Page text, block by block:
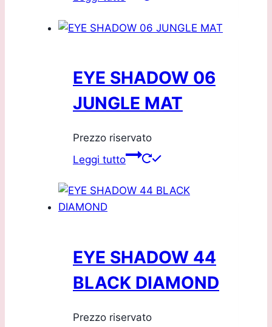
EYE SHADOW 06
JUNGLE MAT
Prezzo riservato
Leggi tutto
EYE SHADOW 44
BLACK DIAMOND
Prezzo riservato